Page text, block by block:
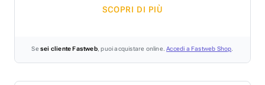
SCOPRI DI PIÙ
Sesei cliente Fastweb, puoi acquistare online.Accedi a Fastweb Shop